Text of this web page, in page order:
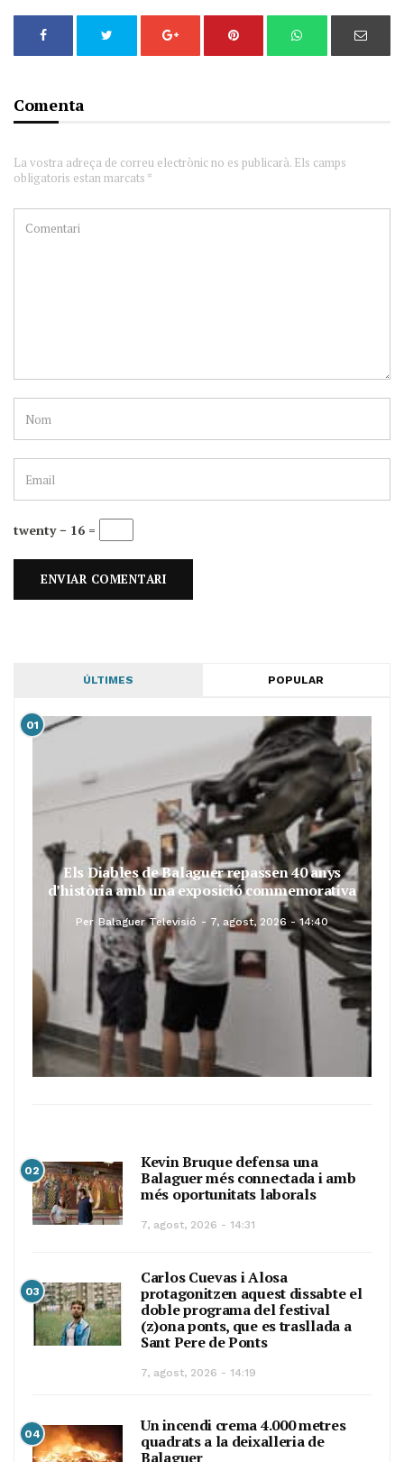
Comenta
La vostra adreça de correu electrònic no es publicarà. Els camps
obligatoris estan marcats *
twenty − 16 =
ÚLTIMES POPULAR
01
Els Diables de Balaguer repassen 40 anys
d’història amb una exposició commemorativa
Per Balaguer Televisió 7, agost, 2026 - 14:40
02
Kevin Bruque defensa una
Balaguer més connectada i amb
més oportunitats laborals
7, agost, 2026 - 14:31
03
Carlos Cuevas i Alosa
protagonitzen aquest dissabte el
doble programa del festival
(z)ona ponts, que es trasllada a
Sant Pere de Ponts
7, agost, 2026 - 14:19
04
Un incendi crema 4.000 metres
quadrats a la deixalleria de
Balaguer